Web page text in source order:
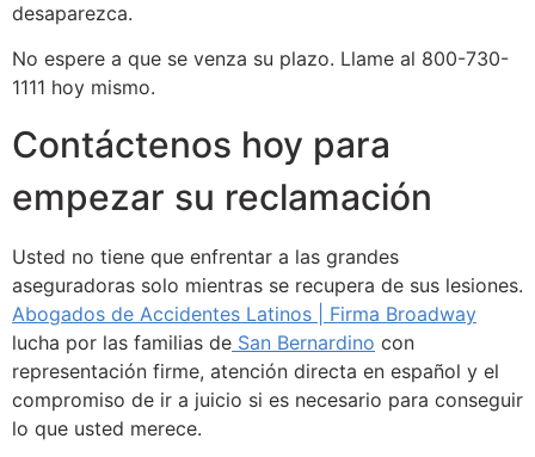
desaparezca.
No espere a que se venza su plazo. Llame al 800-730-
1111 hoy mismo.
Contáctenos hoy para
empezar su reclamación
Usted no tiene que enfrentar a las grandes
aseguradoras solo mientras se recupera de sus lesiones.
Abogados de Accidentes Latinos | Firma Broadway
lucha por las familias de San Bernardino con
representación firme, atención directa en español y el
compromiso de ir a juicio si es necesario para conseguir
lo que usted merece.